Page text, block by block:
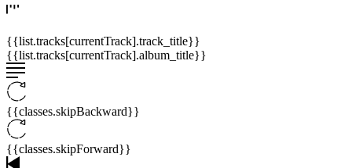
{{list.tracks[currentTrack].track_title}}
{{list.tracks[currentTrack].album_title}}
{{classes.skipBackward}}
{{classes.skipForward}}